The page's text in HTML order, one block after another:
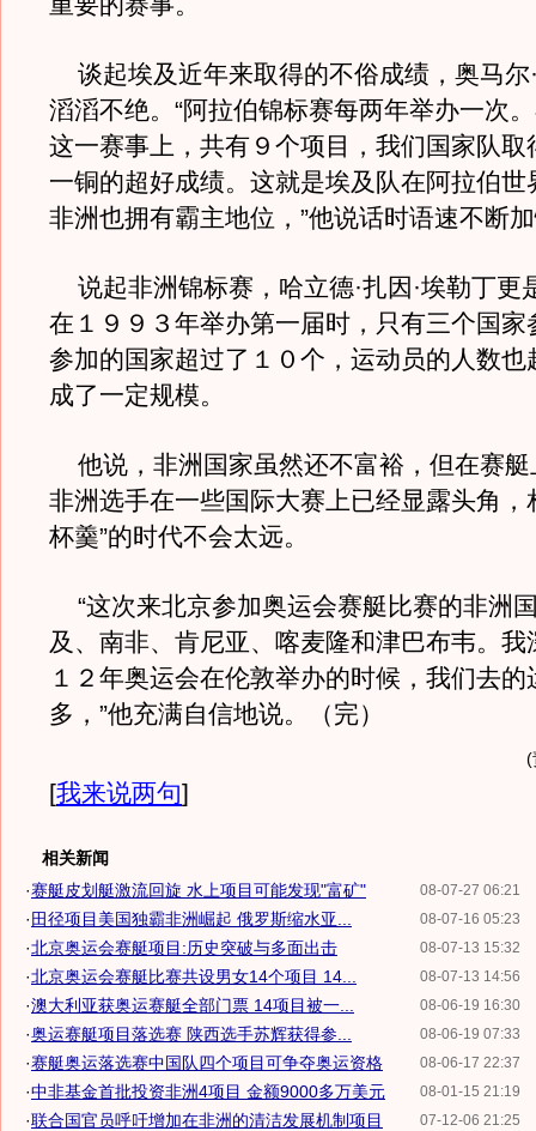
谈起埃及近年来取得的不俗成绩，奥马尔
滔滔不绝。“阿拉伯锦标赛每两年举办一次
这一赛事上，共有９个项目，我们国家队取
一铜的超好成绩。这就是埃及队在阿拉伯世
非洲也拥有霸主地位，”他说话时语速不断
说起非洲锦标赛，哈立德·扎因·埃勒丁更
在１９９３年举办第一届时，只有三个国家
参加的国家超过了１０个，运动员的人数也
成了一定规模。
他说，非洲国家虽然还不富裕，但在赛艇
非洲选手在一些国际大赛上已经显露头角，
杯羹”的时代不会太远。
“这次来北京参加奥运会赛艇比赛的非洲
及、南非、肯尼亚、喀麦隆和津巴布韦。我
１２年奥运会在伦敦举办的时候，我们去的
多，”他充满自信地说。（完）
(
[我来说两句]
相关新闻
08-07-27 06:21
·赛艇皮划艇激流回旋 水上项目可能发现"富矿"
08-07-16 05:23
· 田径项目美国独霸非洲崛起 俄罗斯缩水亚...
08-07-13 15:32
·北京奥运会赛艇项目:历史突破与多面出击
08-07-13 14:56
·北京奥运会赛艇比赛共设男女14个项目 14...
08-06-19 16:30
·澳大利亚获奥运赛艇全部门票 14项目被一...
08-06-19 07:33
·奥运赛艇项目落选赛 陕西选手苏辉获得参...
08-06-17 22:37
·赛艇奥运落选赛中国队四个项目可争夺奥运资格
08-01-15 21:19
·中非基金首批投资非洲4项目 金额9000多万美元
07-12-06 21:25
·联合国官员呼吁增加在非洲的清洁发展机制项目